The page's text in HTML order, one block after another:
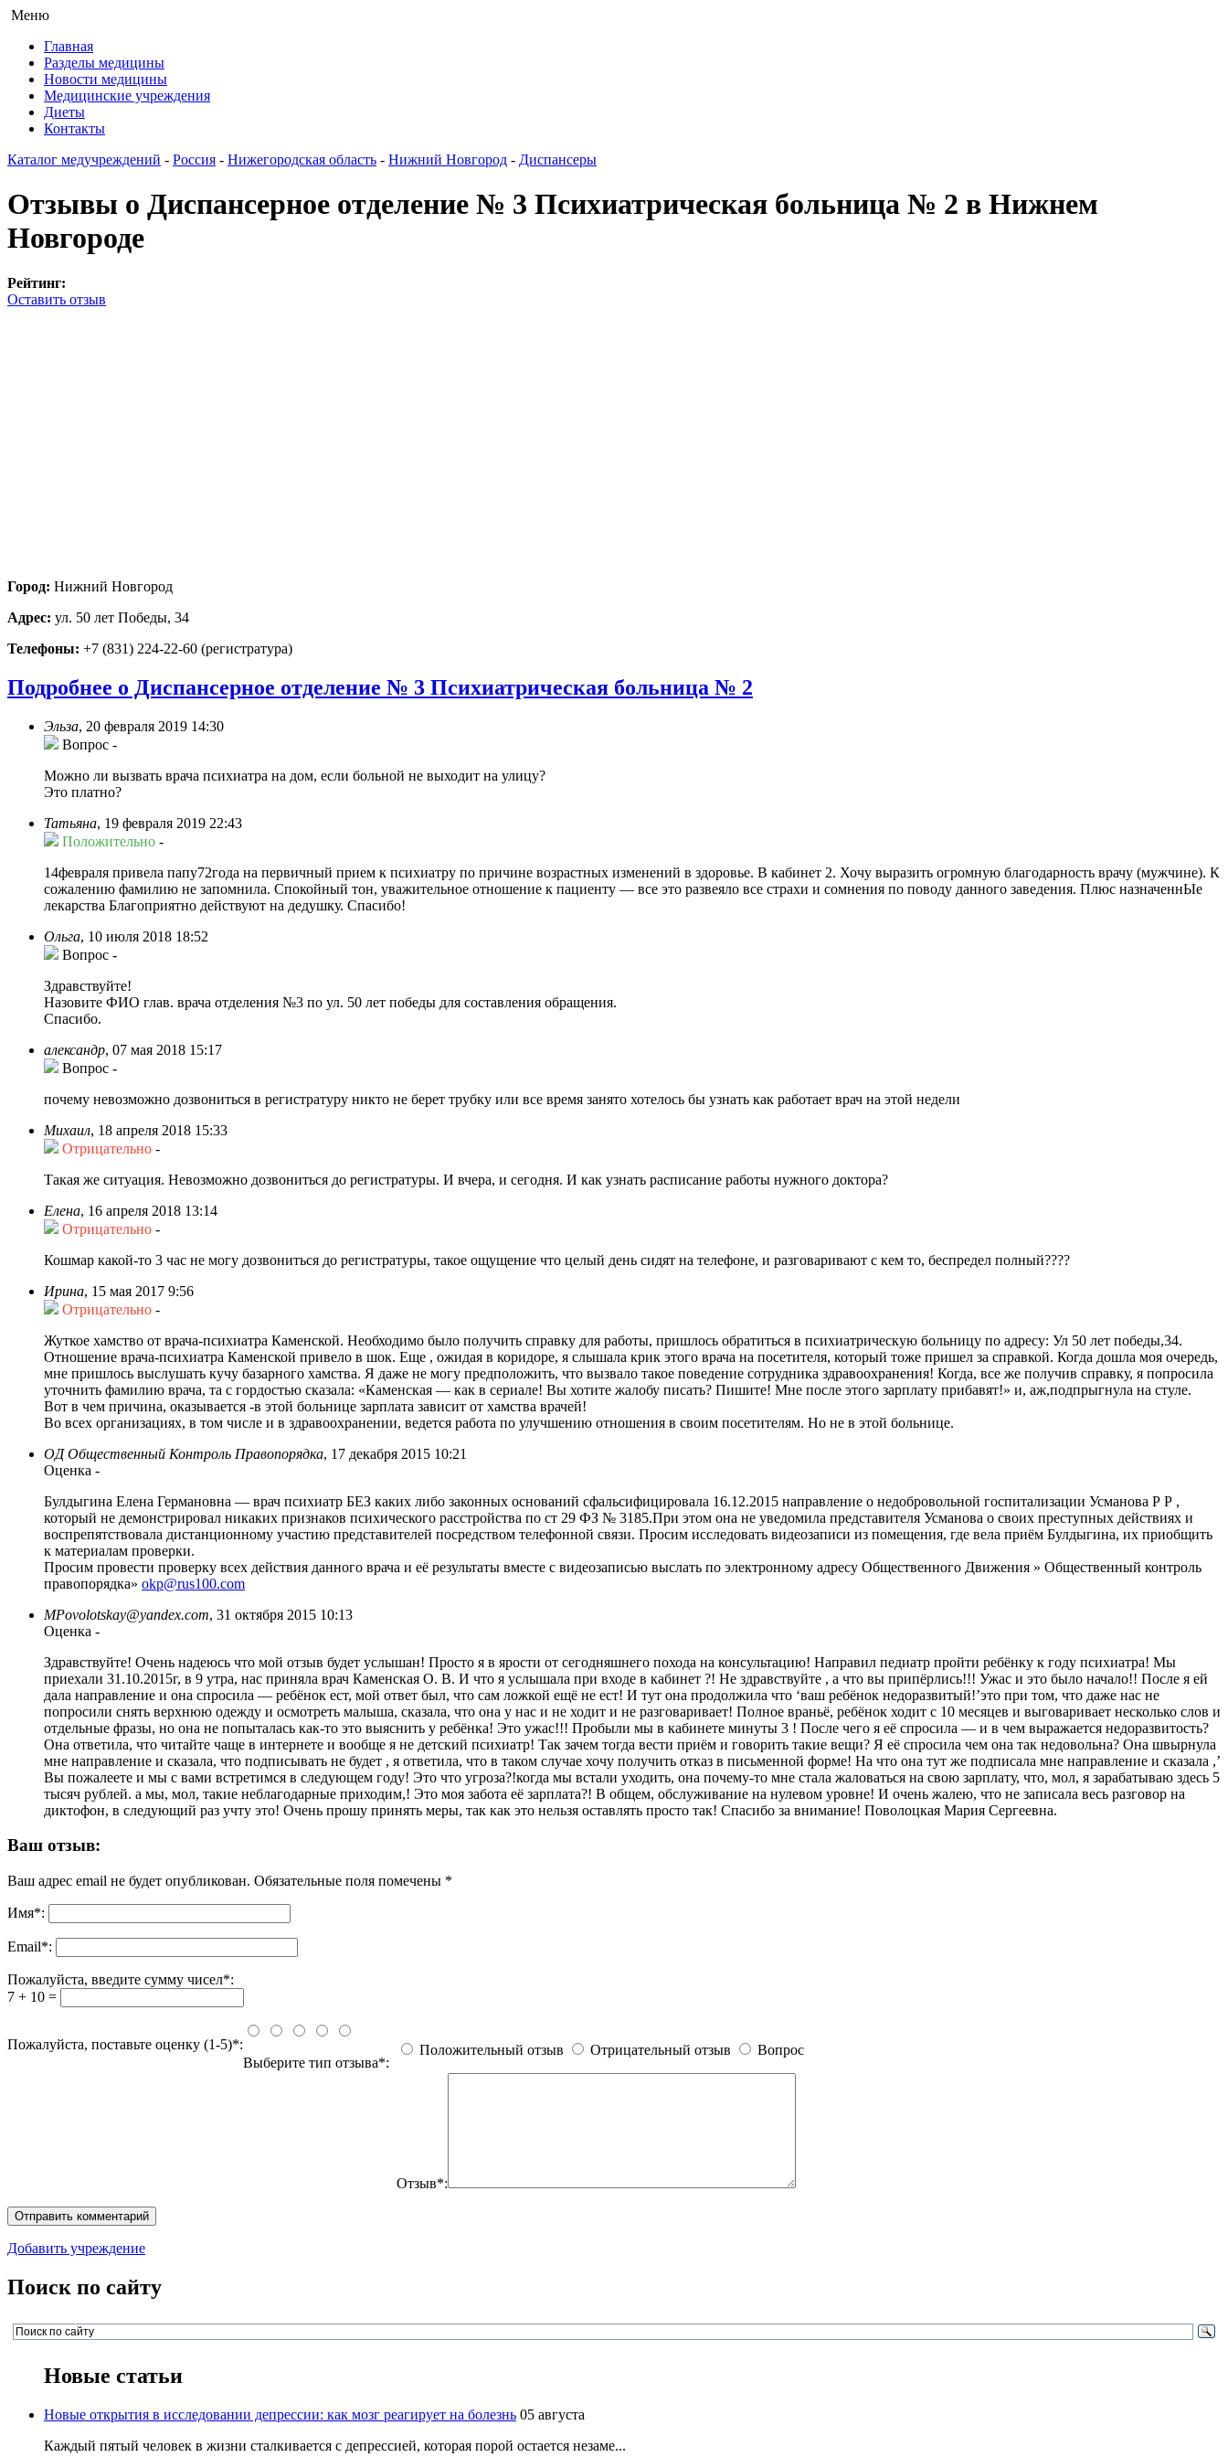
Меню
Главная
Разделы медицины
Новости медицины
Медицинские учреждения
Диеты
Контакты
Каталог медучреждений - Россия - Нижегородская область - Нижний Новгород - Диспансеры
Отзывы о Диспансерное отделение № 3 Психиатрическая больница № 2 в Нижнем
Новгороде
Рейтинг:
Оставить отзыв
Город: Нижний Новгород
Адрес: ул. 50 лет Победы, 34
Телефоны: +7 (831) 224-22-60 (регистратура)
Подробнее о Диспансерное отделение № 3 Психиатрическая больница № 2
Эльза, 20 февраля 2019 14:30
Вопрос -
Можно ли вызвать врача психиатра на дом, если больной не выходит на улицу?
Это платно?
Татьяна, 19 февраля 2019 22:43
Положительно -
14февраля привела папу72года на первичный прием к психиатру по причине возрастных изменений в здоровье. В кабинет 2. Хочу выразить огромную благодарность врачу (мужчине). К
сожалению фамилию не запомнила. Спокойный тон, уважительное отношение к пациенту — все это развеяло все страхи и сомнения по поводу данного заведения. Плюс назначеннЫе
лекарства Благоприятно действуют на дедушку. Спасибо!
Ольга, 10 июля 2018 18:52
Вопрос -
Здравствуйте!
Назовите ФИО глав. врача отделения №3 по ул. 50 лет победы для составления обращения.
Спасибо.
александр, 07 мая 2018 15:17
Вопрос -
почему невозможно дозвониться в регистратуру никто не берет трубку или все время занято хотелось бы узнать как работает врач на этой недели
Михаил, 18 апреля 2018 15:33
Отрицательно -
Такая же ситуация. Невозможно дозвониться до регистратуры. И вчера, и сегодня. И как узнать расписание работы нужного доктора?
Елена, 16 апреля 2018 13:14
Отрицательно -
Кошмар какой-то 3 час не могу дозвониться до регистратуры, такое ощущение что целый день сидят на телефоне, и разговаривают с кем то, беспредел полный????
Ирина, 15 мая 2017 9:56
Отрицательно -
Жуткое хамство от врача-психиатра Каменской. Необходимо было получить справку для работы, пришлось обратиться в психиатрическую больницу по адресу: Ул 50 лет победы,34.
Отношение врача-психиатра Каменской привело в шок. Еще , ожидая в коридоре, я слышала крик этого врача на посетителя, который тоже пришел за справкой. Когда дошла моя очередь,
мне пришлось выслушать кучу базарного хамства. Я даже не могу предположить, что вызвало такое поведение сотрудника здравоохранения! Когда, все же получив справку, я попросила
уточнить фамилию врача, та с гордостью сказала: «Каменская — как в сериале! Вы хотите жалобу писать? Пишите! Мне после этого зарплату прибавят!» и, аж,подпрыгнула на стуле.
Вот в чем причина, оказывается -в этой больнице зарплата зависит от хамства врачей!
Во всех организациях, в том числе и в здравоохранении, ведется работа по улучшению отношения в своим посетителям. Но не в этой больнице.
ОД Общественный Контроль Правопорядка, 17 декабря 2015 10:21
Оценка -
Булдыгина Елена Германовна — врач психиатр БЕЗ каких либо законных оснований сфальсифицировала 16.12.2015 направление о недобровольной госпитализации Усманова Р Р ,
который не демонстрировал никаких признаков психического расстройства по ст 29 ФЗ № 3185.При этом она не уведомила представителя Усманова о своих преступных действиях и
воспрепятствовала дистанционному участию представителей посредством телефонной связи. Просим исследовать видеозаписи из помещения, где вела приём Булдыгина, их приобщить
к материалам проверки.
Просим провести проверку всех действия данного врача и её результаты вместе с видеозаписью выслать по электронному адресу Общественного Движения » Общественный контроль
правопорядка» okp@rus100.com
MPovolotskay@yandex.com, 31 октября 2015 10:13
Оценка -
Здравствуйте! Очень надеюсь что мой отзыв будет услышан! Просто я в ярости от сегодняшнего похода на консультацию! Направил педиатр пройти ребёнку к году психиатра! Мы
приехали 31.10.2015г, в 9 утра, нас приняла врач Каменская О. В. И что я услышала при входе в кабинет ?! Не здравствуйте , а что вы припёрлись!!! Ужас и это было начало!! После я ей
дала направление и она спросила — ребёнок ест, мой ответ был, что сам ложкой ещё не ест! И тут она продолжила что ‘ваш ребёнок недоразвитый!’это при том, что даже нас не
попросили снять верхнюю одежду и осмотреть малыша, сказала, что она у нас и не ходит и не разговаривает! Полное враньё, ребёнок ходит с 10 месяцев и выговаривает несколько слов и
отдельные фразы, но она не попыталась как-то это выяснить у ребёнка! Это ужас!!! Пробыли мы в кабинете минуты 3 ! После чего я её спросила — и в чем выражается недоразвитость?
Она ответила, что читайте чаще в интернете и вообще я не детский психиатр! Так зачем тогда вести приём и говорить такие вещи? Я её спросила чем она так недовольна? Она швырнула
мне направление и сказала, что подписывать не будет , я ответила, что в таком случае хочу получить отказ в письменной форме! На что она тут же подписала мне направление и сказала ,’
Вы пожалеете и мы с вами встретимся в следующем году! Это что угроза?!когда мы встали уходить, она почему-то мне стала жаловаться на свою зарплату, что, мол, я зарабатываю здесь 5
тысяч рублей. а мы, мол, такие неблагодарные приходим,! Это моя забота её зарплата?! В общем, обслуживание на нулевом уровне! И очень жалею, что не записала весь разговор на
диктофон, в следующий раз учту это! Очень прошу принять меры, так как это нельзя оставлять просто так! Спасибо за внимание! Поволоцкая Мария Сергеевна.
Ваш отзыв:
Ваш адрес email не будет опубликован. Обязательные поля помечены *
Имя*:
Email*:
Пожалуйста, введите сумму чисел*:
7 + 10 =
Пожалуйста, поставьте оценку (1-5)*:
Выберите тип отзыва*:
Положительный отзыв Отрицательный отзыв Вопрос
Отзыв*:
Добавить учреждение
Поиск по сайту
Новые статьи
Новые открытия в исследовании депрессии: как мозг реагирует на болезнь 05 августа
Каждый пятый человек в жизни сталкивается с депрессией, которая порой остается незаме...